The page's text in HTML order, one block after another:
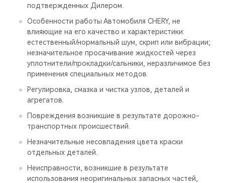
подтвержденных Дилером.
Особенности работы Автомобиля CHERY, не
влияющие на его качество и характеристики:
естественный/нормальный шум, скрип или вибрации;
незначительное просачивание жидкостей через
уплотнители/прокладки/сальники, неразличимое без
применения специальных методов.
Регулировка, смазка и чистка узлов, деталей и
агрегатов.
Повреждения возникшие в результате дорожно-
транспортных происшествий.
Незначительные несовпадения цвета краски
отдельных деталей.
Неисправности, возникшие в результате
использования неоригинальных запасных частей,